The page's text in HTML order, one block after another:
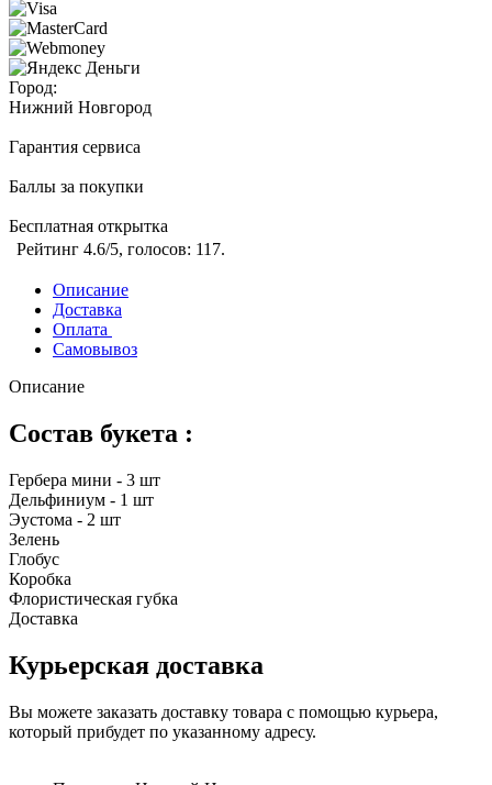
Город:
Нижний Новгород
Гарантия сервиса
Баллы за покупки
Бесплатная открытка
Рейтинг 4.6/5, голосов: 117.
Описание
Доставка
Оплата
Самовывоз
Описание
Состав букета :
Гербера мини - 3 шт
Дельфиниум - 1 шт
Эустома - 2 шт
Зелень
Глобус
Коробка
Флористическая губка
Доставка
Курьерская доставка
Вы можете заказать доставку товара с помощью курьера,
который прибудет по указанному адресу.